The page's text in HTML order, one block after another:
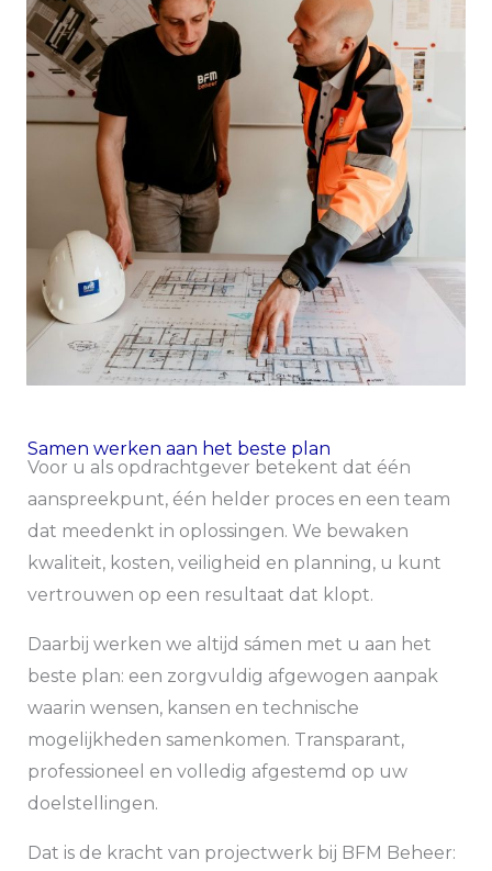
Samen werken aan het beste plan
Voor u als opdrachtgever betekent dat één
aanspreekpunt, één helder proces en een team
dat meedenkt in oplossingen. We bewaken
kwaliteit, kosten, veiligheid en planning, u kunt
vertrouwen op een resultaat dat klopt.
Daarbij werken we altijd sámen met u aan het
beste plan: een zorgvuldig afgewogen aanpak
waarin wensen, kansen en technische
mogelijkheden samenkomen. Transparant,
professioneel en volledig afgestemd op uw
doelstellingen.
Dat is de kracht van projectwerk bij BFM Beheer: